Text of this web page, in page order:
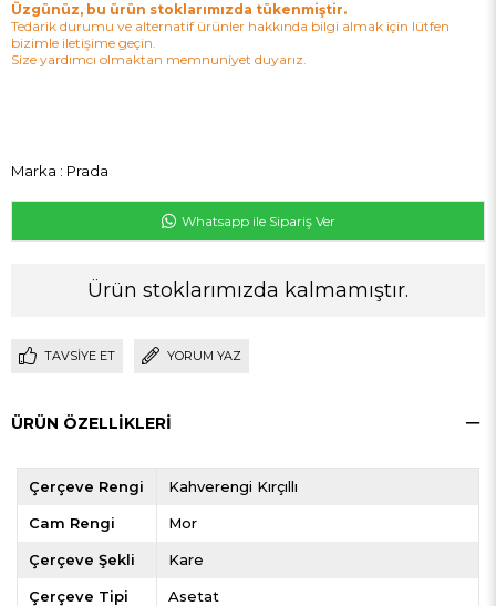
Üzgünüz, bu ürün stoklarımızda tükenmiştir.
Tedarik durumu ve alternatif ürünler hakkında bilgi almak için lütfen
bizimle iletişime geçin.
Size yardımcı olmaktan memnuniyet duyarız.
Marka : Prada
Whatsapp ile Sipariş Ver
Ürün stoklarımızda kalmamıştır.
TAVSIYE ET YORUM YAZ
ÜRÜN ÖZELLIKLERI
Çerçeve Rengi Kahverengi Kırçıllı
Cam Rengi Mor
Çerçeve Şekli Kare
Çerçeve Tipi Asetat